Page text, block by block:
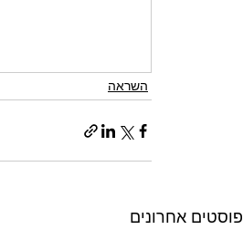
השראה
פוסטים אחרונים